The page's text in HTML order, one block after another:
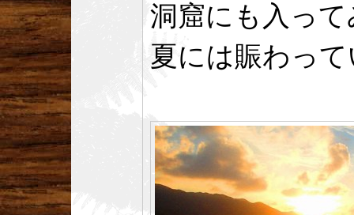
洞窟にも入っ
夏には賑わっ